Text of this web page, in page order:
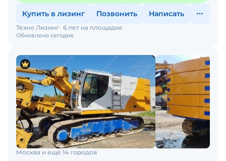
Купить в лизинг Позвонить Написать
Обновлено сегодня
Техно Лизинг 6 лет на площадке
Москва и ещё 14 городов